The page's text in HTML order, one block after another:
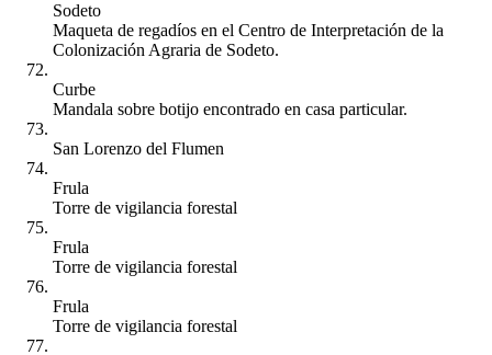
Sodeto
Maqueta de regadíos en el Centro de Interpretación de la
Colonización Agraria de Sodeto.
Curbe
Mandala sobre botijo encontrado en casa particular.
San Lorenzo del Flumen
Frula
Torre de vigilancia forestal
Frula
Torre de vigilancia forestal
Frula
Torre de vigilancia forestal